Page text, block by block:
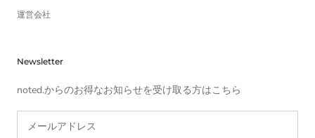
運営会社
Newsletter
noted.からのお得なお知らせを受け取る方はこちら